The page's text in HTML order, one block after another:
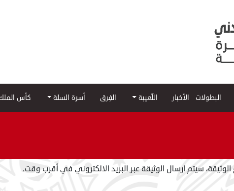
البطولات الأخبار اللّعيبة الفِرق أسرة السلة كأس
الوثيقة، سيتم ارسال الوثيقة عبر البريد الالكتروني في أقرب وقت.